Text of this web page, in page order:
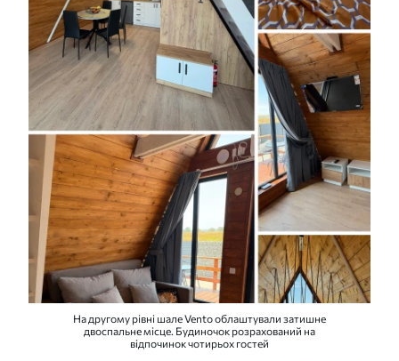
На другому рівні шале Vento облаштували затишне
двоспальне місце. Будиночок розрахований на
відпочинок чотирьох гостей